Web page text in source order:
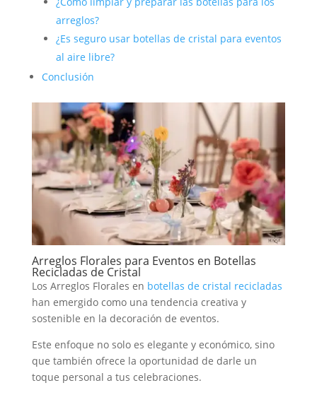
arreglos?
¿Es seguro usar botellas de cristal para eventos
al aire libre?
Conclusión
Arreglos Florales para Eventos en Botellas
Recicladas de Cristal
Los Arreglos Florales en botellas de cristal recicladas
han emergido como una tendencia creativa y
sostenible en la decoración de eventos.
Este enfoque no solo es elegante y económico, sino
que también ofrece la oportunidad de darle un
toque personal a tus celebraciones.